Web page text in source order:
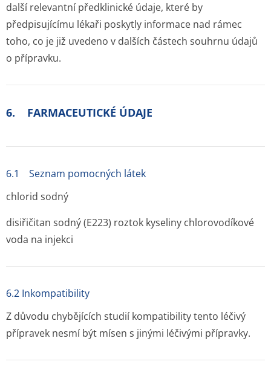
další relevantní předklinické údaje, které by
předpisujícímu lékaři poskytly informace nad rámec
toho, co je již uvedeno v dalších částech souhrnu údajů
o přípravku.
6. FARMACEUTICKÉ ÚDAJE
6.1 Seznam pomocných látek
chlorid sodný
disiřičitan sodný (E223) roztok kyseliny chlorovodíkové
voda na injekci
6.2 Inkompatibility
Z důvodu chybějících studií kompatibility tento léčivý
přípravek nesmí být mísen s jinými léčivými přípravky.